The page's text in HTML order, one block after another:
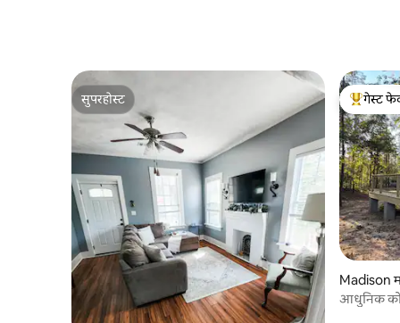
सुपरहोस्ट
सुपरहोस्ट
टॉप गेस्ट
गेस्ट
Madison
आधुनिक